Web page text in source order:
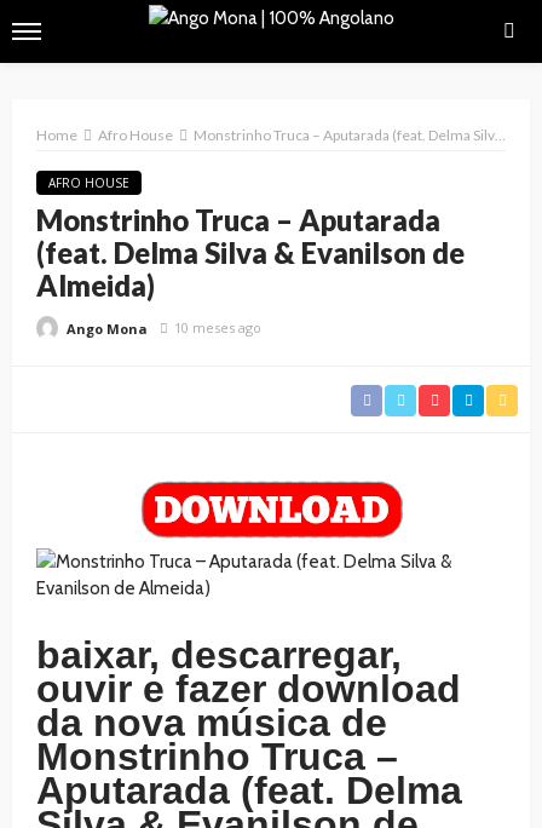
Home Afro House Monstrinho Truca – Aputarada (feat. Delma Silva & Evanilson de Almeida)
AFRO HOUSE
Monstrinho Truca – Aputarada
(feat. Delma Silva & Evanilson de
Almeida)
Ango Mona 10 meses ago
baixar, descarregar,
ouvir e fazer download
da nova música de
Monstrinho Truca –
Aputarada (feat. Delma